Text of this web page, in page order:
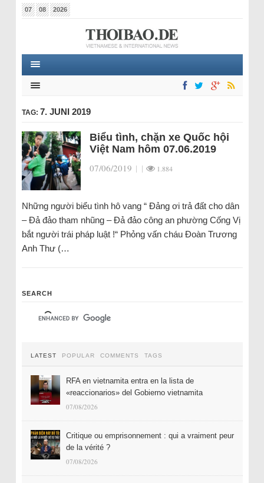
07 08 2026
TAG: 7. JUNI 2019
Biểu tình, chặn xe Quốc hội
Việt Nam hôm 07.06.2019
07/06/2019 | | 1.884
Những người biểu tình hô vang “ Đảng ơi trả đất cho dân
– Đả đảo tham nhũng – Đả đảo công an phường Cống Vị
bắt người trái pháp luật !“ Phỏng vấn cháu Đoàn Trương
Anh Thư (…
SEARCH
LATEST POPULAR COMMENTS TAGS
RFA en vietnamita entra en la lista de
«reaccionarios» del Gobierno vietnamita
07/08/2026
Critique ou emprisonnement : qui a vraiment peur
de la vérité ?
07/08/2026